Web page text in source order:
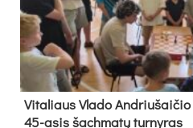
Vi­ta­liaus Vla­do
45-asis šach­ma­tų tur­ny­ras